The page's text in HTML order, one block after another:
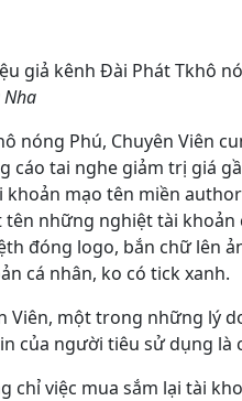
giả kênh Đài Phát Tkhô
nóng Phú, Chuyên Viên
cáo tai nghe giảm trị giá
mạo tên miền
tên những nghiệt tài
đóng logo, bắn chữ lên
cá nhân, ko có tick xanh.
Viên, một trong những lý
của người tiêu sử dụng là
chỉ việc mua sắm lại tài